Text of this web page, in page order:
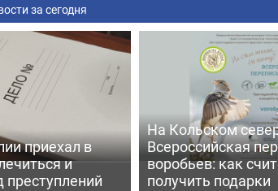
за сегодня
приехал в
и
На Кольском
Всероссийская
воробьев: как
получить подарки